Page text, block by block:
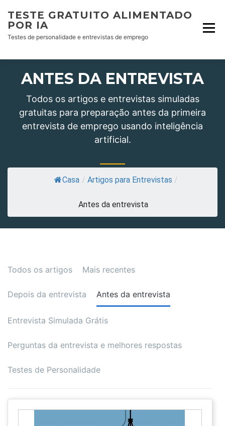
content
TESTE GRATUITO ALIMENTADO
POR IA
Testes de personalidade e entrevistas de emprego
ANTES DA ENTREVISTA
Todos os artigos e entrevistas simuladas
gratuitas para preparação antes da primeira
entrevista de emprego usando inteligência
artificial.
Casa / Artigos para Entrevistas /
Antes da entrevista
Todos os artigos Mais recentes
Depois da entrevista Antes da entrevista
Entrevista Simulada Grátis
Perguntas da entrevista e melhores respostas
Testes de Personalidade